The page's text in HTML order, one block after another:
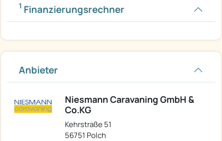
1 Finanzierungsrechner
Anbieter
Niesmann Caravaning GmbH &
Co.KG
Kehrstraße 51
56751 Polch